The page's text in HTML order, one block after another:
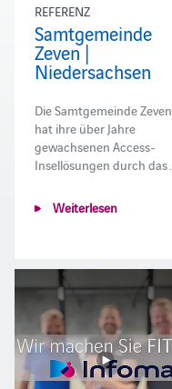
REFERENZ
Samtgemeinde
Zeven |
Niedersachsen
Die Samtgemeinde Zeven
hat ihre über Jahre
gewachsenen Access-
Insellösungen durch das …
Weiterlesen